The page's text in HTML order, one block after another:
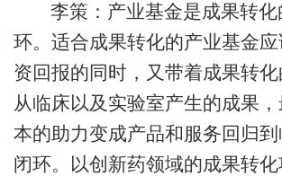
李策：产业基金是成果转化
环。适合成果转化的产业基金
资回报的同时，又带着成果转
从临床以及实验室产生的成果
本的助力变成产品和服务回归
闭环。以创新药领域的成果转化